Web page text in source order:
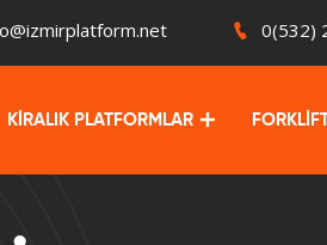
0(532)
KİRALIK PLATFORMLAR